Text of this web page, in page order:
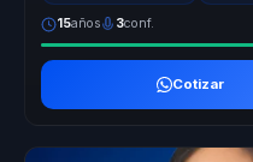
15años 3conf.
Cotizar